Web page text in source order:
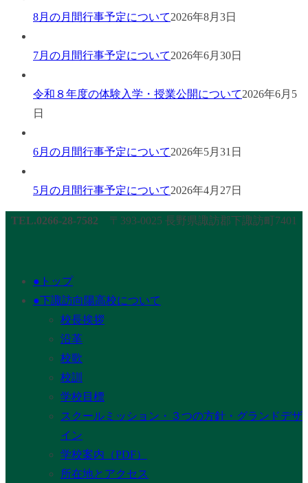
8月の月間行事予定について2026年8月3日
7月の月間行事予定について2026年6月30日
令和８年度の体験入学・授業公開について2026年6月5
日
6月の月間行事予定について2026年5月31日
5月の月間行事予定について2026年4月27日
TEL.0266-28-7582 〒393-0025 長野県諏訪郡下諏訪町7401
●トップ
●下諏訪向陽高校について
校長挨拶
沿革
校歌
校訓
学校目標
スクールミッション・３つの方針・グランドデザ
イン
学校案内（PDF）
所在地とアクセス